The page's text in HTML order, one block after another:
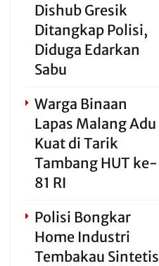
Dishub Gresik
Ditangkap Polisi,
Diduga Edarkan
Sabu
Warga Binaan
Lapas Malang Adu
Kuat di Tarik
Tambang HUT ke-
81 RI
Polisi Bongkar
Home Industri
Tembakau Sintetis